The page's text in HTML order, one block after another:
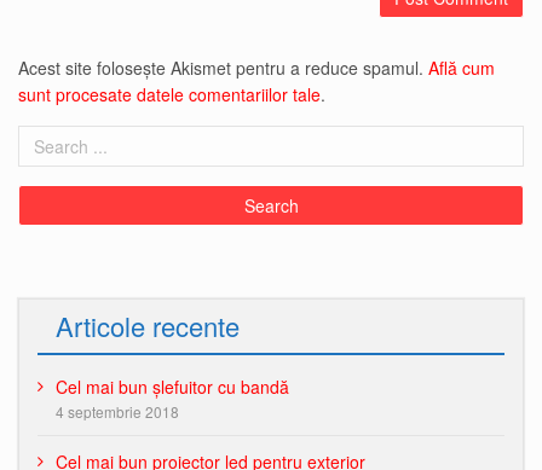
Acest site folosește Akismet pentru a reduce spamul. Află cum
sunt procesate datele comentariilor tale.
Articole recente
Cel mai bun șlefuitor cu bandă
4 septembrie 2018
Cel mai bun proiector led pentru exterior